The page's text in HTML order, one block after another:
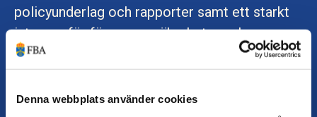
Denna webbplats använder cookies
policyunderlag och rapporter samt ett starkt
intresse för försvars-, säkerhets- och
beredskapsfrågor